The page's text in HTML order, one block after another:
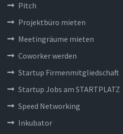
Pitch
Projektbüro mieten
Meetingräume mieten
Coworker werden
Startup Firmenmitgliedschaft
Startup Jobs am STARTPLATZ
Speed Networking
Inkubator